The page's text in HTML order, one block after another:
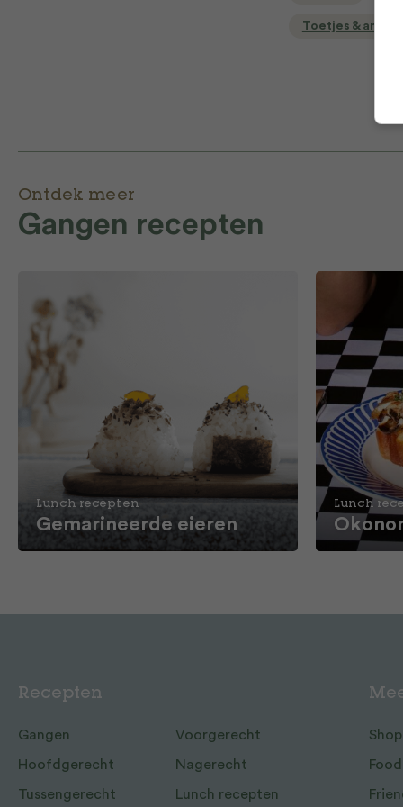
Toetjes & ander
Ontdek meer
Gangen recepten
Lunch recepten
Gemarineerde eieren
Lunch
Recepten
Gangen Voorgerecht
Hoofdgerecht Nagerecht
Tussengerecht Lunch recepten
Shop